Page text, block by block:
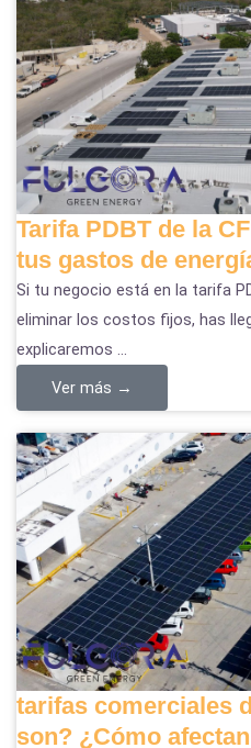
Tarifa PDBT de la
tus gastos de
Si tu negocio está en la tarifa
eliminar los costos fijos, has
explicaremos ...
Ver más →
tarifas comerciales
son? ¿Cómo